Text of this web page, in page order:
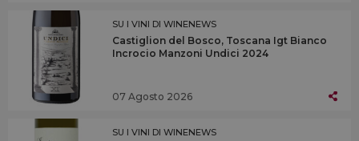
SU I VINI DI WINENEWS
Castiglion del Bosco, Toscana Igt Bianco
Incrocio Manzoni Undici 2024
07 Agosto 2026
SU I VINI DI WINENEWS